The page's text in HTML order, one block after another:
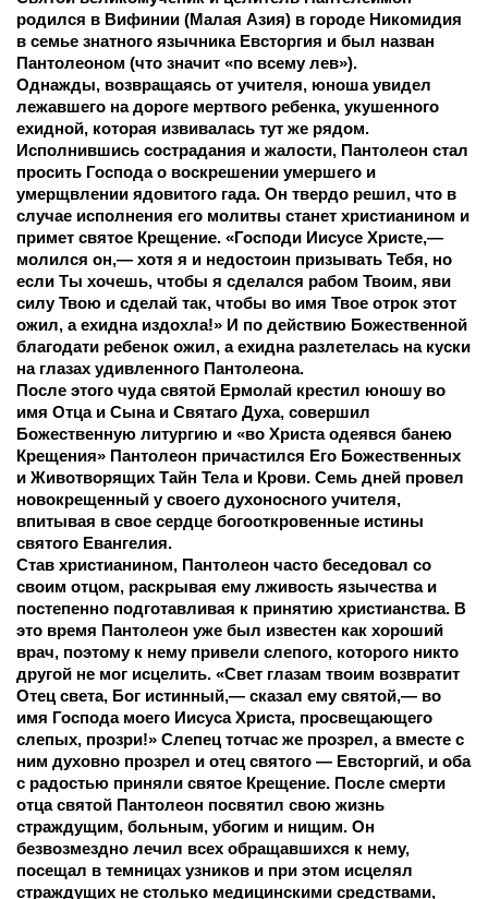
родился в Вифинии (Малая Азия) в городе Никомидия
в семье знатного язычника Евсторгия и был назван
Пантолеоном (что значит «по всему лев»).
Однажды, возвращаясь от учителя, юноша увидел
лежавшего на дороге мертвого ребенка, укушенного
ехидной, которая извивалась тут же рядом.
Исполнившись сострадания и жалости, Пантолеон стал
просить Господа о воскрешении умершего и
умерщвлении ядовитого гада. Он твердо решил, что в
случае исполнения его молитвы станет христианином и
примет святое Крещение. «Господи Иисусе Христе,—
молился он,— хотя я и недостоин призывать Тебя, но
если Ты хочешь, чтобы я сделался рабом Твоим, яви
силу Твою и сделай так, чтобы во имя Твое отрок этот
ожил, а ехидна издохла!» И по действию Божественной
благодати ребенок ожил, а ехидна разлетелась на куски
на глазах удивленного Пантолеона.
После этого чуда святой Ермолай крестил юношу во
имя Отца и Сына и Святаго Духа, совершил
Божественную литургию и «во Христа одеявся банею
Крещения» Пантолеон причастился Его Божественных
и Животворящих Тайн Тела и Крови. Семь дней провел
новокрещенный у своего духоносного учителя,
впитывая в свое сердце богооткровенные истины
святого Евангелия.
Став христианином, Пантолеон часто беседовал со
своим отцом, раскрывая ему лживость язычества и
постепенно подготавливая к принятию христианства. В
это время Пантолеон уже был известен как хороший
врач, поэтому к нему привели слепого, которого никто
другой не мог исцелить. «Свет глазам твоим возвратит
Отец света, Бог истинный,— сказал ему святой,— во
имя Господа моего Иисуса Христа, просвещающего
слепых, прозри!» Слепец тотчас же прозрел, а вместе с
ним духовно прозрел и отец святого — Евсторгий, и оба
с радостью приняли святое Крещение. После смерти
отца святой Пантолеон посвятил свою жизнь
страждущим, больным, убогим и нищим. Он
безвозмездно лечил всех обращавшихся к нему,
посещал в темницах узников и при этом исцелял
страждущих не столько медицинскими средствами,